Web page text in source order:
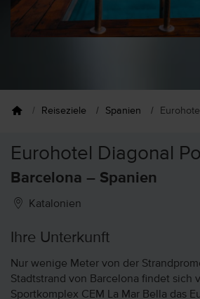
Reiseziele Spanien
Eurohotel Diagonal
Barcelona – Spanien
Katalonien
Ihre Unterkunft
Nur wenige Meter von der
Stadtstrand von Barcelona findet sich
Sportkomplex CEM La Mar Bella das